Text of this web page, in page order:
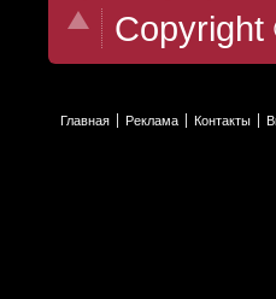
Главная Реклама Контакты